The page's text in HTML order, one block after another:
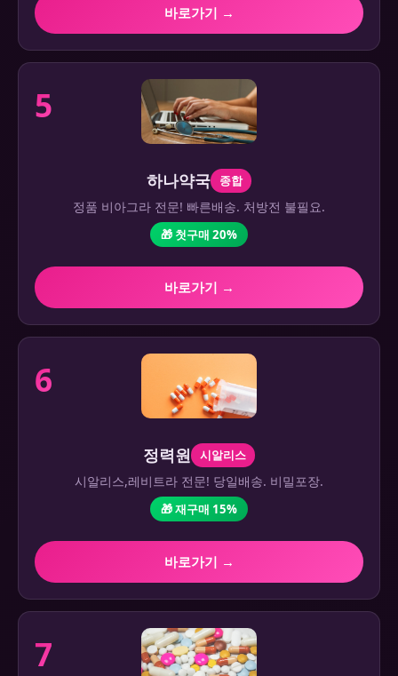
바로가기 →
5
하나약국 종합
정품 비아그라 전문! 빠른배송. 처방전 불필요.
🎁 첫구매 20%
바로가기 →
6
정력원 시알리스
시알리스,레비트라 전문! 당일배송. 비밀포장.
🎁 재구매 15%
바로가기 →
7